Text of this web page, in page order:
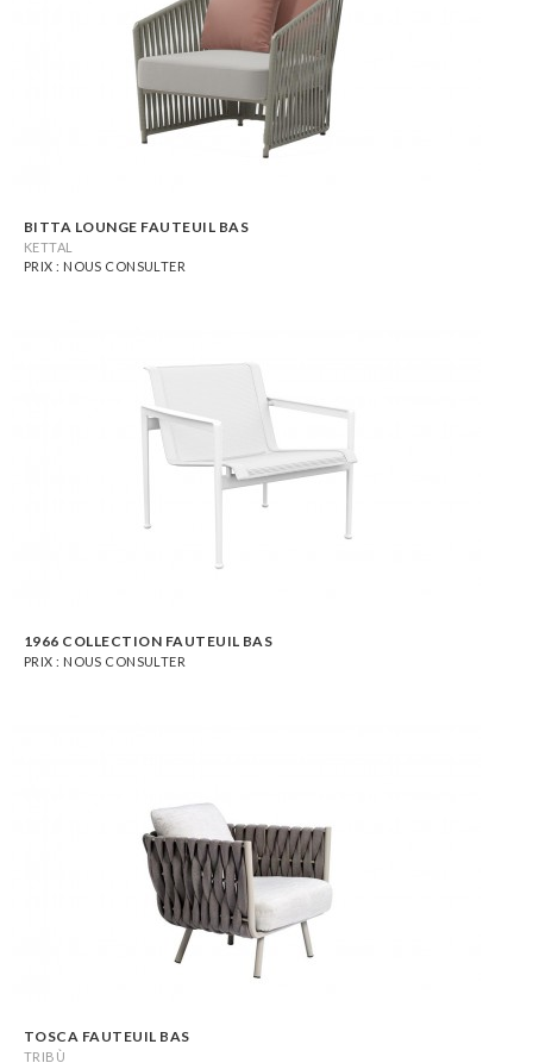
BITTA LOUNGE FAUTEUIL BAS
KETTAL
PRIX : NOUS CONSULTER
1966 COLLECTION FAUTEUIL BAS
PRIX : NOUS CONSULTER
TOSCA FAUTEUIL BAS
TRIBÙ